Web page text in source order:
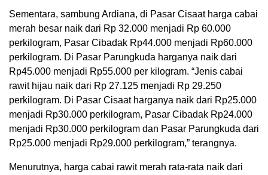
Sementara, sambung Ardiana, di Pasar Cisaat harga cabai
merah besar naik dari Rp 32.000 menjadi Rp 60.000
perkilogram, Pasar Cibadak Rp44.000 menjadi Rp60.000
perkilogram. Di Pasar Parungkuda harganya naik dari
Rp45.000 menjadi Rp55.000 per kilogram. “Jenis cabai
rawit hijau naik dari Rp 27.125 menjadi Rp 29.250
perkilogram. Di Pasar Cisaat harganya naik dari Rp25.000
menjadi Rp30.000 perkilogram, Pasar Cibadak Rp24.000
menjadi Rp30.000 perkilogram dan Pasar Parungkuda dari
Rp25.000 menjadi Rp29.000 perkilogram,” terangnya.
Menurutnya, harga cabai rawit merah rata-rata naik dari